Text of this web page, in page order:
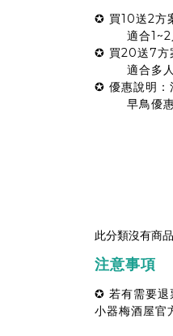
✪ 買10送2方
適合1~2
✪ 買20送7方
適合多
✪ 優惠說明：
早鳥優
此分類沒有商品
注意事項
✪ 若有需要退
小器梅酒屋